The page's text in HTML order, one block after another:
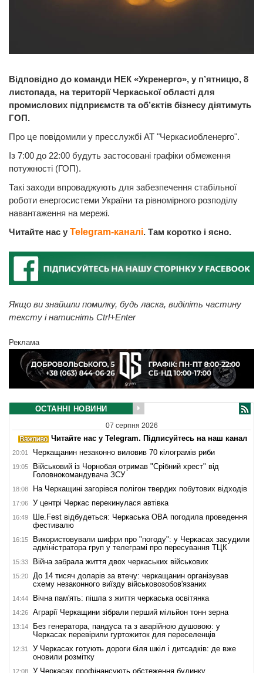
Відповідно до команди НЕК «Укренерго», у п’ятницю, 8
листопада, на території Черкаської області для
промислових підприємств та об’єктів бізнесу діятимуть
ГОП.
Про це повідомили у пресслужбі АТ "Черкасиобленерго".
Із 7:00 до 22:00 будуть застосовані графіки обмеження
потужності (ГОП).
Такі заходи впроваджують для забезпечення стабільної
роботи енергосистеми України та рівномірного розподілу
навантаження на мережі.
Читайте нас у Telegram-каналі. Там коротко і ясно.
Якщо ви знайшли помилку, будь ласка, виділіть частину
тексту і натисніть Ctrl+Enter
Реклама
ОСТАННІ НОВИНИ
07 серпня 2026
Читайте нас у Telegram. Підписуйтесь на наш канал
20:01 Черкащанин незаконно виловив 70 кілограмів риби
19:05
Військовий із Чорнобая отримав "Срібний хрест" від
Головнокомандувача ЗСУ
18:08 На Черкащині загорівся полігон твердих побутових відходів
17:06 У центрі Черкас перекинулася автівка
16:49
Ше.Fest відбудеться: Черкаська ОВА погодила проведення
фестивалю
16:15
Використовували шифри про "погоду": у Черкасах засудили
адміністратора груп у телеграмі про пересування ТЦК
15:33 Війна забрала життя двох черкаських військових
15:20
До 14 тисяч доларів за втечу: черкащанин організував
схему незаконного виїзду військовозобов'язаних
14:44 Вічна пам'ять: пішла з життя черкаська освітянка
14:26 Аграрії Черкащини зібрали перший мільйон тонн зерна
13:14
Без генератора, пандуса та з аварійною душовою: у
Черкасах перевірили гуртожиток для переселенців
12:31
У Черкасах готують дороги біля шкіл і дитсадків: де вже
оновили розмітку
12:08 У Черкасах профінансують обстеження будинку,